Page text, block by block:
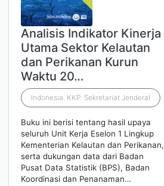
Analisis Indikator Kinerja
Utama Sektor Kelautan
dan Perikanan Kurun
Waktu 20…
Indonesia. KKP. Sekretariat Jenderal
Buku ini berisi tentang hasil upaya
seluruh Unit Kerja Eselon 1 Lingkup
Kementerian Kelautan dan Perikanan,
serta dukungan data dari Badan
Pusat Data Statistik (BPS), Badan
Koordinasi dan Penanaman…